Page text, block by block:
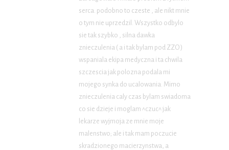
serca. podobno to czeste , ale nikt mnie
o tym nie uprzedzil. Wszystko odbylo
sie tak szybko , silna dawka
znieczulenia ( a i tak bylam pod ZZO )
wspaniala ekipa medyczna i ta chwila
szczescia jak polozna podala mi
mojego synka do ucalowania. Mimo
znieczulenia caly czas bylam swiadoma
co sie dzieje i moglam ^czuc^ jak
lekarze wyjmoja ze mnie moje
malenstwo; ale i tak mam poczucie
skradzionego macierzynstwa, a